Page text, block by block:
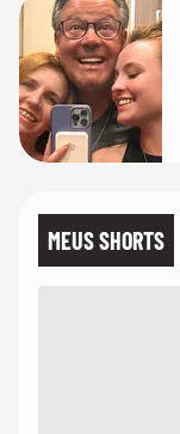
MEUS SHORTS